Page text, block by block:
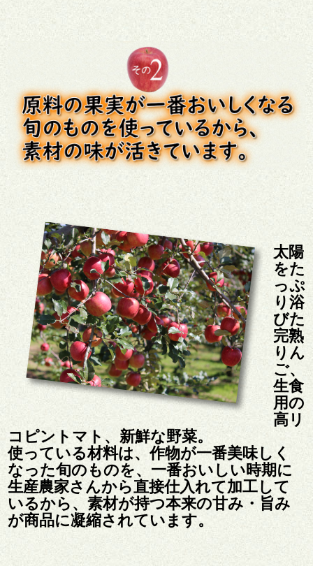
太陽
をた
っぷ
り浴
びた
完熟
りん
ご、
生食
用の
高リ
コピントマト、新鮮な野菜。
使っている材料は、作物が一番美味しく
なった旬のものを、一番おいしい時期に
生産農家さんから直接仕入れて加工して
いるから、素材が持つ本来の甘み・旨み
が商品に凝縮されています。